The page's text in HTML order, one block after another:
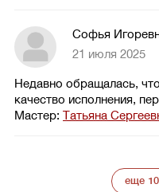
Софья
21 июля 2025
Недавно обращалась,
качество исполнения,
Мастер: Татьяна
еще